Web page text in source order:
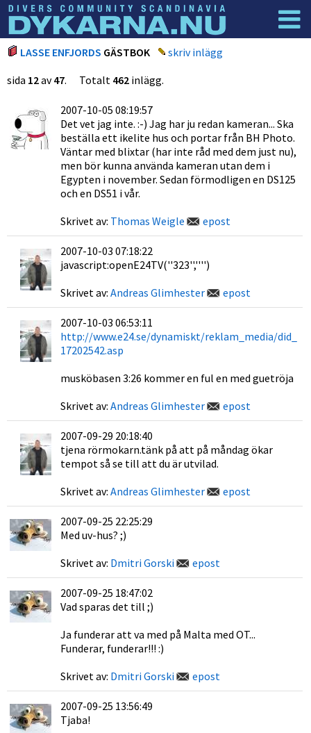
Dyknyheter
LASSE ENFJORDS GÄSTBOK
skriv inlägg
sida 12av47. Totalt 462 inlägg.
2007-10-05 08:19:57
Det vet jag inte. :-) Jag har ju redan kameran... Ska
beställa ett ikelite hus och portar från BH Photo.
Väntar med blixtar (har inte råd med dem just nu),
men bör kunna använda kameran utan dem i
Egypten i november. Sedan förmodligen en DS125
och en DS51 i vår.
Skrivet av: Thomas Weigle epost
2007-10-03 07:18:22
javascript:openE24TV(''323'','''')
Skrivet av: Andreas Glimhester epost
2007-10-03 06:53:11
http://www.e24.se/dynamiskt/reklam_media/did_
17202542.asp
musköbasen 3:26 kommer en ful en med guetröja
Skrivet av: Andreas Glimhester epost
2007-09-29 20:18:40
tjena rörmokarn.tänk på att på måndag ökar
tempot så se till att du är utvilad.
Skrivet av: Andreas Glimhester epost
2007-09-25 22:25:29
Med uv-hus? ;)
Skrivet av: Dmitri Gorski epost
2007-09-25 18:47:02
Vad sparas det till ;)
Ja funderar att va med på Malta med OT...
Funderar, funderar!!! :)
Skrivet av: Dmitri Gorski epost
2007-09-25 13:56:49
Tjaba!